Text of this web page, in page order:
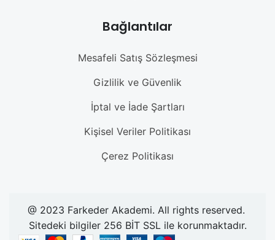
Bağlantılar
Mesafeli Satış Sözleşmesi
Gizlilik ve Güvenlik
İptal ve İade Şartları
Kişisel Veriler Politikası
Çerez Politikası
@ 2023 Farkeder Akademi. All rights reserved.
Sitedeki bilgiler 256 BİT SSL ile korunmaktadır.